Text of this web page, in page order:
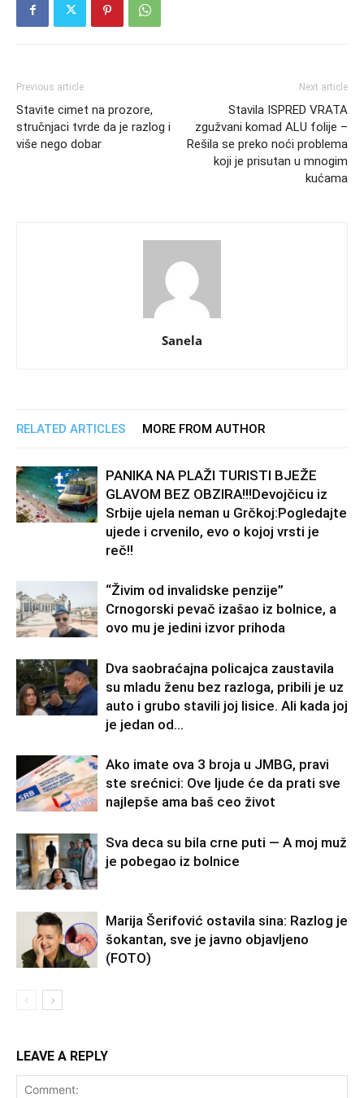
Previous article
Stavite cimet na prozore,
stručnjaci tvrde da je razlog i
više nego dobar
Next article
Stavila ISPRED VRATA
zgužvani komad ALU folije –
Rešila se preko noći problema
koji je prisutan u mnogim
kućama
Sanela
RELATED ARTICLES MORE FROM AUTHOR
PANIKA NA PLAŽI TURISTI BJEŽE
GLAVOM BEZ OBZIRA!!!Devojčicu iz
Srbije ujela neman u Grčkoj:Pogledajte
ujede i crvenilo, evo o kojoj vrsti je
reč!!
“Živim od invalidske penzije”
Crnogorski pevač izašao iz bolnice, a
ovo mu je jedini izvor prihoda
Dva saobraćajna policajca zaustavila
su mladu ženu bez razloga, pribili je uz
auto i grubo stavili joj lisice. Ali kada joj
je jedan od...
Ako imate ova 3 broja u JMBG, pravi
ste srećnici: Ove ljude će da prati sve
najlepše ama baš ceo život
Sva deca su bila crne puti — A moj muž
je pobegao iz bolnice
Marija Šerifović ostavila sina: Razlog je
šokantan, sve je javno objavljeno
(FOTO)
LEAVE A REPLY